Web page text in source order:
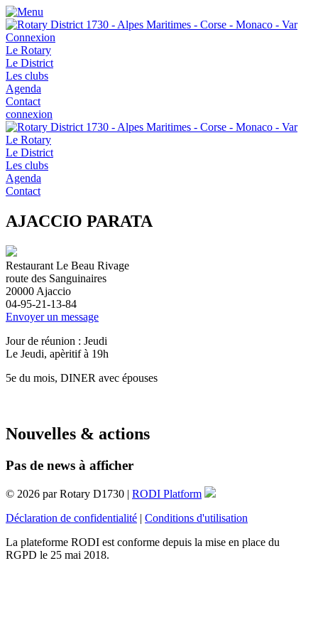
Connexion
Le Rotary
Le District
Les clubs
Agenda
Contact
connexion
Le Rotary
Le District
Les clubs
Agenda
Contact
AJACCIO PARATA
Restaurant Le Beau Rivage
route des Sanguinaires
20000 Ajaccio
04-95-21-13-84
Envoyer un message
Jour de réunion : Jeudi
Le Jeudi, apèritif à 19h
5e du mois, DINER avec épouses
Nouvelles & actions
Pas de news à afficher
© 2026 par Rotary D1730 | RODI Platform
Déclaration de confidentialité | Conditions d'utilisation
La plateforme RODI est conforme depuis la mise en place du
RGPD le 25 mai 2018.